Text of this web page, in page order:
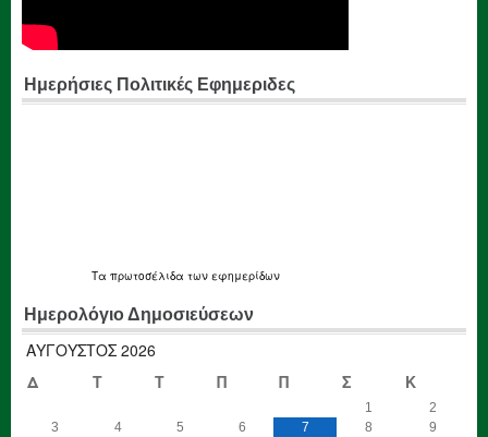
Ημερήσιες Πολιτικές Εφημεριδες
Τα πρωτοσέλιδα των εφημερίδων
Ημερολόγιο Δημοσιεύσεων
ΑΎΓΟΥΣΤΟΣ 2026
Δ
Τ Τ Π Π Σ Κ
1
2
3
4 5 6 7 8
9